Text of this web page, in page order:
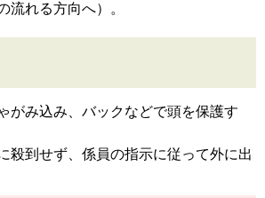
流れる方向へ）。
がみ込み、バックなどで頭を保護す
殺到せず、係員の指示に従って外に出